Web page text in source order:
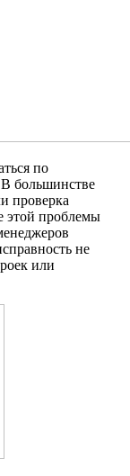
по
большинстве
проверка
этой проблемы
не
или